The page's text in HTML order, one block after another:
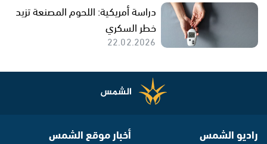
دراسة أمريكية: اللحوم المصنعة تزيد
خطر السكري
22.02.2026
راديو الشمس أخبار موقع الشمس